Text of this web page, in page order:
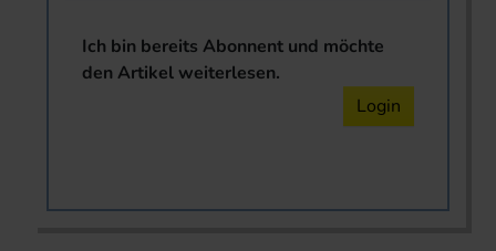
Ich bin bereits Abonnent und möchte
den Artikel weiterlesen.
Login